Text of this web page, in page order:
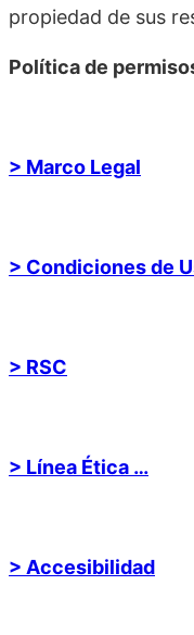
propiedad de sus
Política de
> Marco Legal
> Condiciones de
> RSC
> Línea Ética …
> Accesibilidad